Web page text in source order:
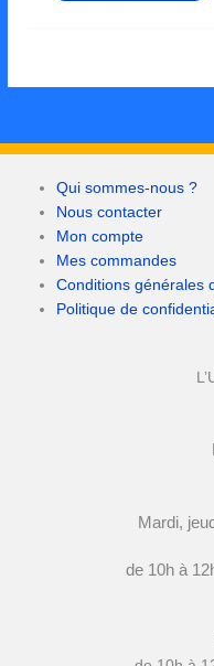
Qui sommes-nous ?
Nous contacter
Mon compte
Mes commandes
Conditions générales
Politique de
Mardi,
de 10h à